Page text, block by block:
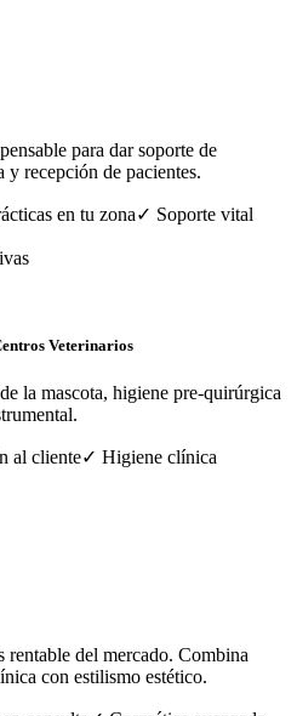
para dar soporte de
recepción de pacientes.
en tu zona✓ Soporte vital
Veterinarios
la mascota, higiene pre-quirúrgica
al cliente✓ Higiene clínica
rentable del mercado. Combina
con estilismo estético.